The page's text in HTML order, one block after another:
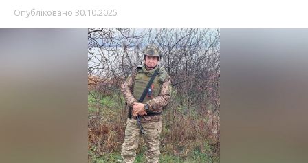
Опубліковано 30.10.2025